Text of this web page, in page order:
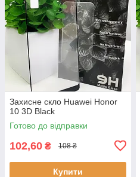
Захисне скло Huawei Honor
10 3D Black
Готово до відправки
102,60 ₴ 108 ₴
Купити